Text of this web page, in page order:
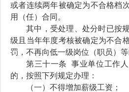
或者连续两年被确定为不合格档
用（任）合同。
其中，受处理
处分时已按
级且当年年度考核被确定为不合
罚，不再向低一级岗位（职员）等
第三十一条 事业单位工作
的，按照下列规定办理：
（一）不得增加薪级工资；